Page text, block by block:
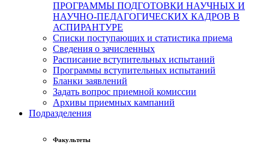
ПРОГРАММЫ ПОДГОТОВКИ НАУЧНЫХ И
НАУЧНО-ПЕДАГОГИЧЕСКИХ КАДРОВ В
АСПИРАНТУРЕ
Списки поступающих и статистика приема
Сведения о зачисленных
Расписание вступительных испытаний
Программы вступительных испытаний
Бланки заявлений
Задать вопрос приемной комиссии
Архивы приемных кампаний
Подразделения
Факультеты